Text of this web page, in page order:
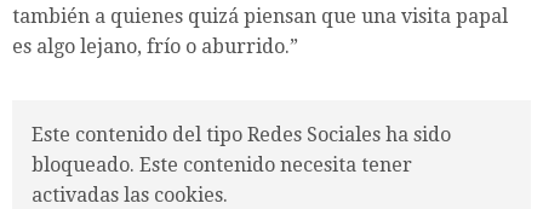
también a quienes quizá piensan que una visita papal
es algo lejano, frío o aburrido.”
Este contenido del tipo Redes Sociales ha sido
bloqueado. Este contenido necesita tener
activadas las cookies.